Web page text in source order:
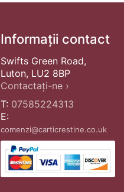
Informații contact
Swifts Green Road,
Luton, LU2 8BP
Contactați-ne ›
T: 07585224313
E:
comenzi@carticrestine.co.uk